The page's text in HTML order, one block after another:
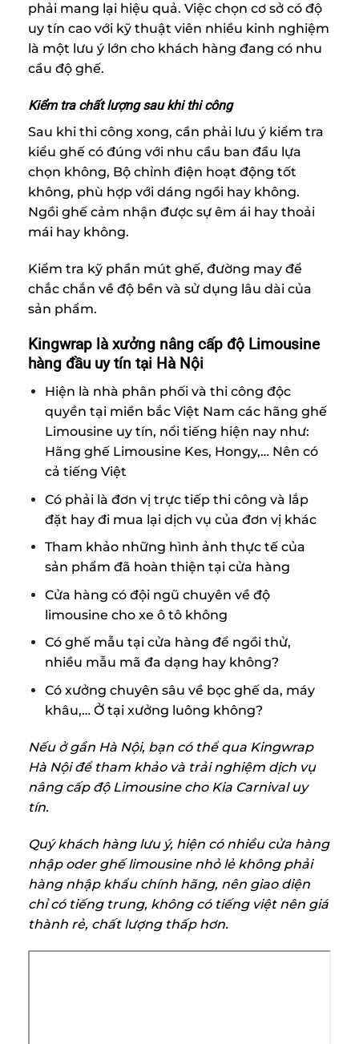
phải mang lại hiệu quả. Việc chọn cơ sở có độ
uy tín cao với kỹ thuật viên nhiều kinh nghiệm
là một lưu ý lớn cho khách hàng đang có nhu
cầu độ ghế.
Kiểm tra chất lượng sau khi thi công
Sau khi thi công xong, cần phải lưu ý kiểm tra
kiểu ghế có đúng với nhu cầu ban đầu lựa
chọn không, Bộ chỉnh điện hoạt động tốt
không, phù hợp với dáng ngồi hay không.
Ngồi ghế cảm nhận được sự êm ái hay thoải
mái hay không.
Kiểm tra kỹ phần mút ghế, đường may để
chắc chắn về độ bền và sử dụng lâu dài của
sản phẩm.
Kingwrap là xưởng nâng cấp độ Limousine
hàng đầu uy tín tại Hà Nội
Hiện là nhà phân phối và thi công độc
quyền tại miền bắc Việt Nam các hãng ghế
Limousine uy tín, nổi tiếng hiện nay như:
Hãng ghế Limousine Kes, Hongy,… Nên có
cả tiếng Việt
Có phải là đơn vị trực tiếp thi công và lắp
đặt hay đi mua lại dịch vụ của đơn vị khác
Tham khảo những hình ảnh thực tế của
sản phẩm đã hoàn thiện tại cửa hàng
Cửa hàng có đội ngũ chuyên về độ
limousine cho xe ô tô không
Có ghế mẫu tại cửa hàng để ngồi thử,
nhiều mẫu mã đa dạng hay không?
Có xưởng chuyên sâu về bọc ghế da, máy
khâu,… Ở tại xưởng luông không?
Nếu ở gần Hà Nội, bạn có thể qua Kingwrap
Hà Nội để tham khảo và trải nghiệm dịch vụ
nâng cấp độ Limousine cho Kia Carnival uy
tín.
Quý khách hàng lưu ý, hiện có nhiều cửa hàng
nhập oder ghế limousine nhỏ lẻ không phải
hàng nhập khẩu chính hãng, nên giao diện
chỉ có tiếng trung, không có tiếng việt nên giá
thành rẻ, chất lượng thấp hơn.